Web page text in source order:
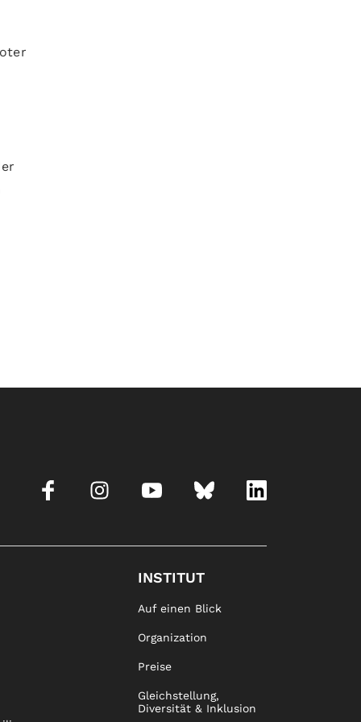
INSTITUT
Auf einen Blick
Organization
Preise
Gleichstellung,
Diversität & Inklusion